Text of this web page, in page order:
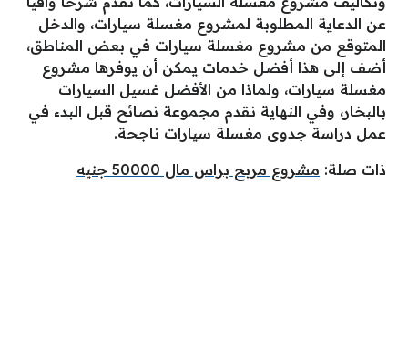
عن الدعاية المطلوبة لمشروع مغسلة سيارات، والدخل
المتوقع من مشروع مغسلة سيارات في بعض المناطق،
أضف إلى هذا أفضل خدمات يمكن أن يوفرها مشروع
مغسلة سيارات، ولماذا من الأفضل غسيل السيارات
بالبخار، وفي النهاية نقدم مجموعة نصائح قبل البدء في
عمل دراسة جدوى مغسلة سيارات ناجحة.
ذات صلة: مشروع مربح براس مال 50000 جنيه